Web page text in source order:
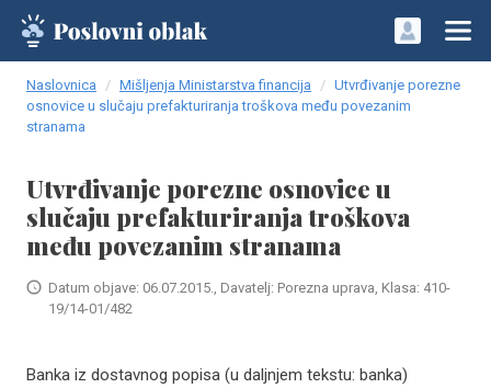
Naslovnica Mišljenja Ministarstva financija
Utvrđivanje porezne
osnovice u slučaju prefakturiranja troškova među povezanim
stranama
Utvrđivanje porezne osnovice u
slučaju prefakturiranja troškova
među povezanim stranama
Datum objave: 06.07.2015., Davatelj: Porezna uprava, Klasa: 410-
19/14-01/482
Banka iz dostavnog popisa (u daljnjem tekstu: banka)